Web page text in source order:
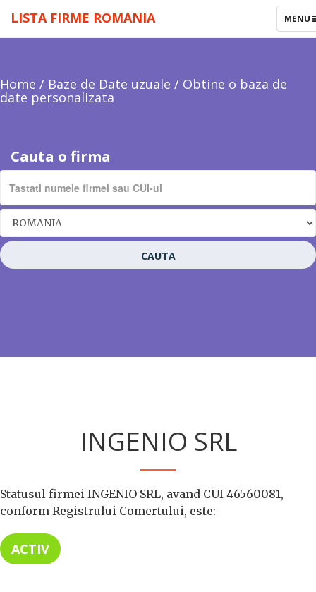
MENU
LISTA FIRME ROMANIA
Home / Baze de Date uzuale / Obtine o baza de
date personalizata
Cauta o firma
CAUTA
INGENIO SRL
Statusul firmei INGENIO SRL, avand CUI 46560081,
conform Registrului Comertului, este:
ACTIV